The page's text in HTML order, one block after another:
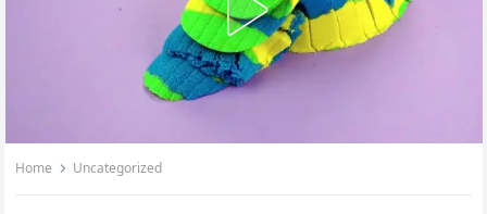
Home Uncategorized